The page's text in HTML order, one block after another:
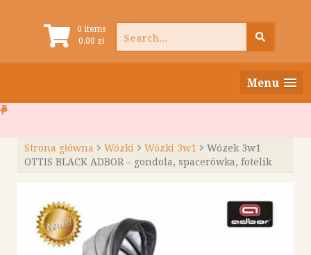
0 items
0.00 zł
for:
Menu
Strona główna Wózki Wózki 3w1
Wózek 3w1
OTTIS BLACK ADBOR – gondola, spacerówka, fotelik